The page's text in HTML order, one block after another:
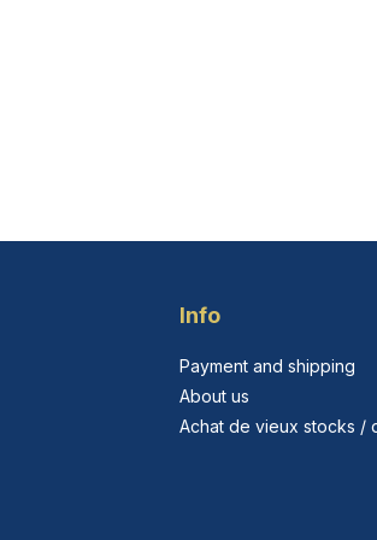
Info
Payment and shipping
About us
Achat de vieux stocks /